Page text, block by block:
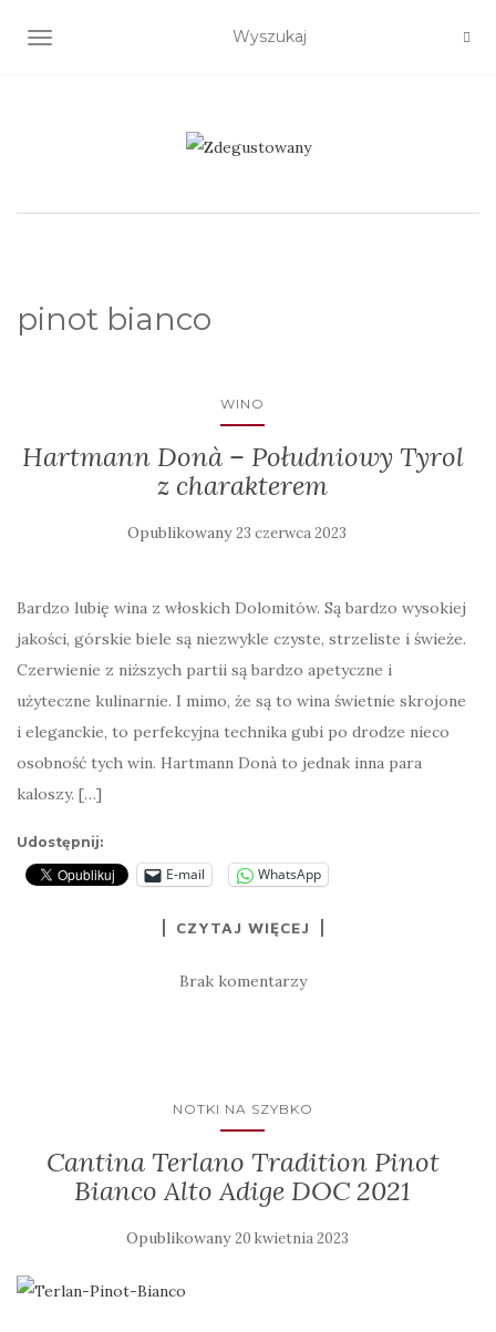
TOGGLE NAVIGATION
pinot bianco
WINO
Hartmann Donà – Południowy Tyrol
z charakterem
Opublikowany23 czerwca 2023
Bardzo lubię wina z włoskich Dolomitów. Są bardzo wysokiej
jakości, górskie biele są niezwykle czyste, strzeliste i świeże.
Czerwienie z niższych partii są bardzo apetyczne i
użyteczne kulinarnie. I mimo, że są to wina świetnie skrojone
i eleganckie, to perfekcyjna technika gubi po drodze nieco
osobność tych win. Hartmann Donà to jednak inna para
kaloszy. […]
Udostępnij:
E-mail WhatsApp
CZYTAJ WIĘCEJ
Brak komentarzy
NOTKI NA SZYBKO
Cantina Terlano Tradition Pinot
Bianco Alto Adige DOC 2021
Opublikowany20 kwietnia 2023